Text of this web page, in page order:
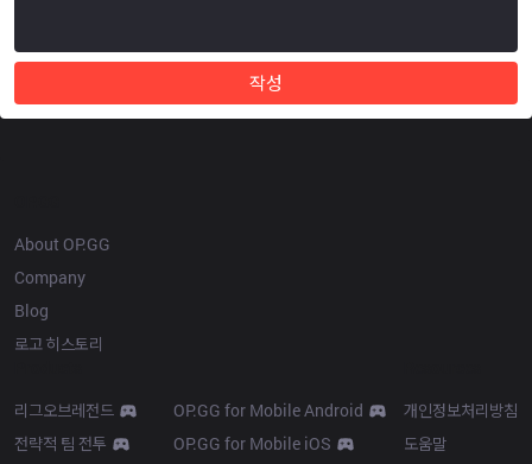
작성
About OP.GG
Company
Blog
로고 히스토리
리그오브레전드
전략적 팀 전투
OP.GG for Mobile Android
OP.GG for Mobile iOS
개인정보처리방침
도움말